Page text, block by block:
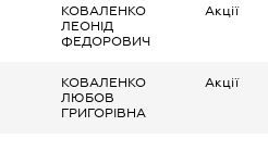
КОВАЛЕНКО
ЛЕОНІД
ФЕДОРОВИЧ
Акції
КОВАЛЕНКО
ЛЮБОВ
ГРИГОРІВНА
Акції